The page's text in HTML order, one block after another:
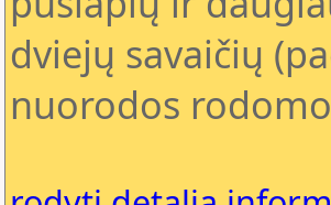
dviejų savaičių
nuorodos